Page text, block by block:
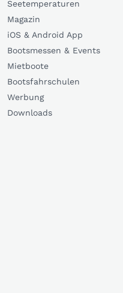
Seetemperaturen
Magazin
iOS & Android App
Bootsmessen & Events
Mietboote
Bootsfahrschulen
Werbung
Downloads